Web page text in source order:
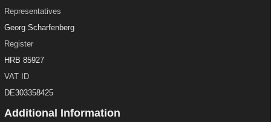
Representatives
Georg Scharfenberg
Register
HRB 85927
VAT ID
DE303358425
Additional Information